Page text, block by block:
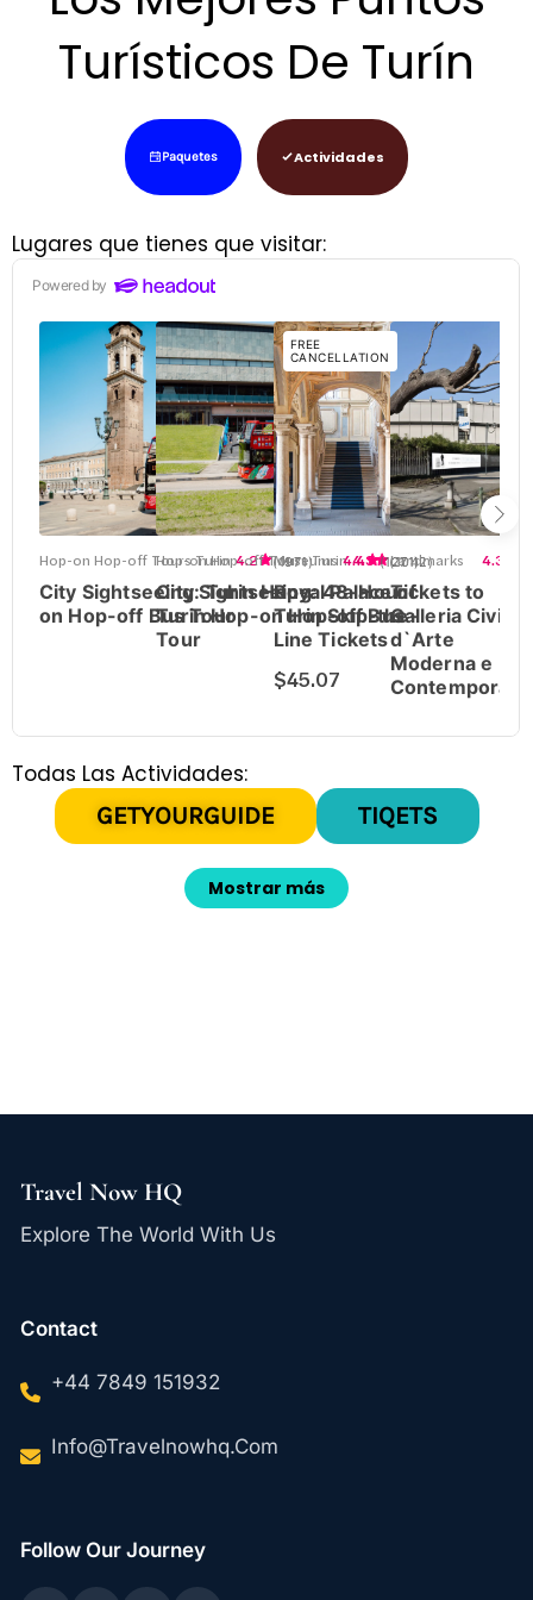
Turísticos De Turín
Paquetes Actividades
Lugares que tienes que visitar:
Todas Las Actividades:
GETYOURGUIDE
TIQETS
Mostrar más
Travel Now HQ
Explore The World With Us
Contact
+44 7849 151932
Info@travelnowhq.com
Follow Our Journey